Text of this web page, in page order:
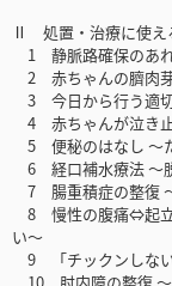
Ⅱ 処置・治療に使え
1 静脈路確保のあ
2 赤ちゃんの臍肉
3 今日から行う適
4 赤ちゃんが泣き
5 便秘のはなし ～
6 経口補水療法 ～
7 腸重積症の整復
8 慢性の腹痛⇔起立
い～
9 「チックンしな